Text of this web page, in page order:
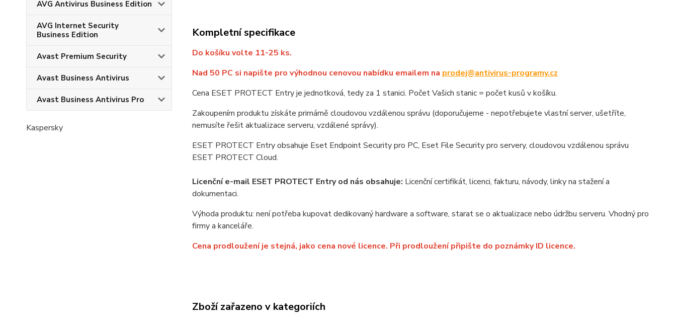
AVG Antivirus Business Edition
AVG Internet Security
Business Edition
Avast Premium Security
Avast Business Antivirus
Avast Business Antivirus Pro
Kaspersky
Kompletní specifikace
Do košíku volte 11-25 ks.
Nad 50 PC si napište pro výhodnou cenovou nabídku emailem na prodej@antivirus-programy.cz
Cena ESET PROTECT Entry je jednotková, tedy za 1 stanici. Počet Vašich stanic = počet kusů v košíku.
Zakoupením produktu získáte primárně cloudovou vzdálenou správu (doporučujeme - nepotřebujete vlastní server, ušetříte,
nemusíte řešit aktualizace serveru, vzdálené správy).
ESET PROTECT Entry obsahuje Eset Endpoint Security pro PC, Eset File Security pro servery, cloudovou vzdálenou správu
ESET PROTECT Cloud.
Licenční e-mail ESET PROTECT Entry od nás obsahuje: Licenční certifikát, licenci, fakturu, návody, linky na stažení a
dokumentaci.
Výhoda produktu: není potřeba kupovat dedikovaný hardware a software, starat se o aktualizace nebo údržbu serveru. Vhodný pro
firmy a kanceláře.
Cena prodloužení je stejná, jako cena nové licence. Při prodloužení připište do poznámky ID licence.
Zboží zařazeno v kategoriích